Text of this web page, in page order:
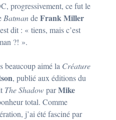
progressivement, ce fut le
BatmandeFrank Miller
dit : « tiens, mais c’est
?! ».
beaucoup aimé la Créature
, publié aux éditions du
The ShadowparMike
total. Comme
j’ai été fasciné par